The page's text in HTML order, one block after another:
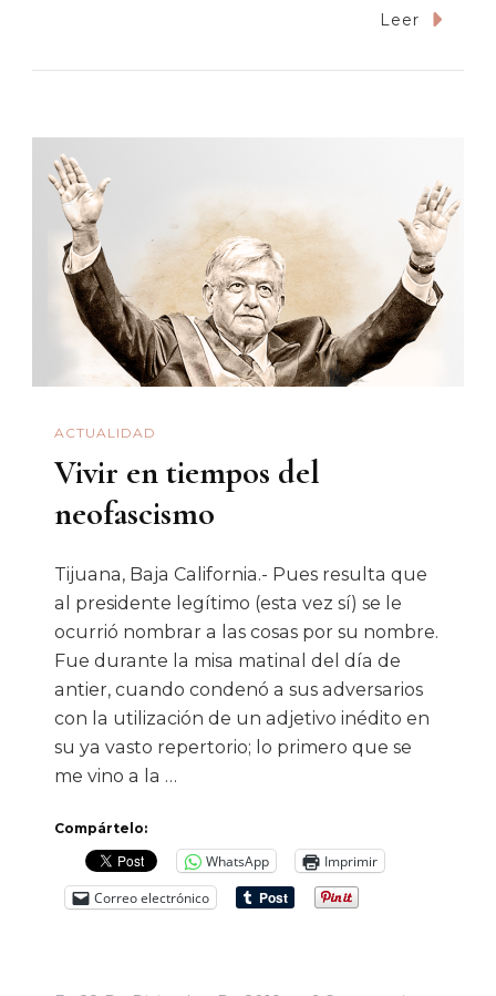
De
Culturales
A
Dejar
La
Ubre
Leer
ACTUALIDAD
Vivir en tiempos del
neofascismo
Tijuana, Baja California.- Pues resulta que
al presidente legítimo (esta vez sí) se le
ocurrió nombrar a las cosas por su nombre.
Fue durante la misa matinal del día de
antier, cuando condenó a sus adversarios
con la utilización de un adjetivo inédito en
su ya vasto repertorio; lo primero que se
me vino a la …
Compártelo:
WhatsApp
Imprimir
Correo electrónico